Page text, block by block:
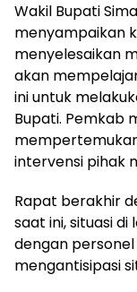
Wakil Bupati
menyampaikan
menyelesaikan
akan
ini untuk
Bupati. Pemkab
intervensi pihak
Rapat berakhir
saat ini, situasi
dengan
mengantisipasi